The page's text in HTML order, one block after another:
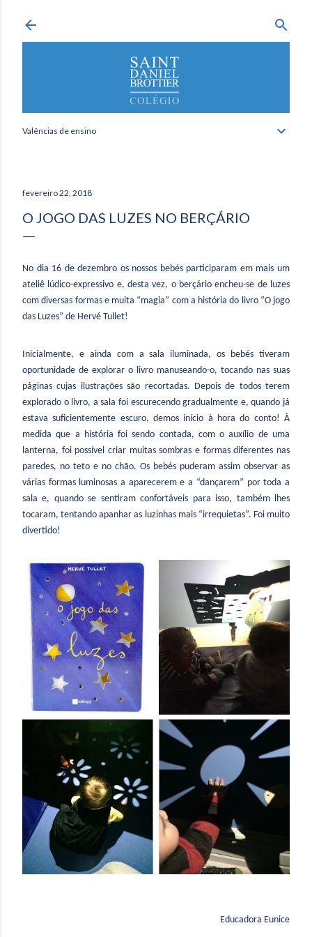
Valências de ensino
fevereiro 22, 2018
O JOGO DAS LUZES NO BERÇÁRIO
No dia 16 de dezembro os nossos bebés participaram em mais um
ateliê lúdico-expressivo e, desta vez, o berçário encheu-se de luzes
com diversas formas e muita “magia” com a história do livro “O jogo
das Luzes” de Hervé Tullet!
Inicialmente, e ainda com a sala iluminada, os bebés tiveram
oportunidade de explorar o livro manuseando-o, tocando nas suas
páginas cujas ilustrações são recortadas. Depois de todos terem
explorado o livro, a sala foi escurecendo gradualmente e, quando já
estava suficientemente escuro, demos início à hora do conto! À
medida que a história foi sendo contada, com o auxílio de uma
lanterna, foi possível criar muitas sombras e formas diferentes nas
paredes, no teto e no chão. Os bebés puderam assim observar as
várias formas luminosas a aparecerem e a “dançarem” por toda a
sala e, quando se sentiram confortáveis para isso, também lhes
tocaram, tentando apanhar as luzinhas mais “irrequietas”. Foi muito
divertido!
Educadora Eunice